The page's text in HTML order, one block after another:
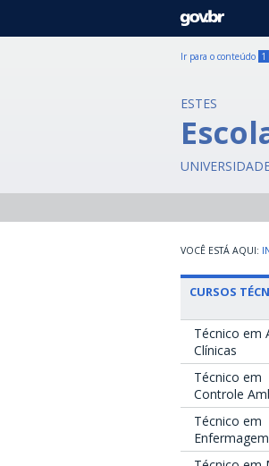
GOVBR
Ir para o conteúdo 1
ESTES
CURSOS
Técnico em
Clínicas
Técnico em
Controle
Técnico em
Enfermagem